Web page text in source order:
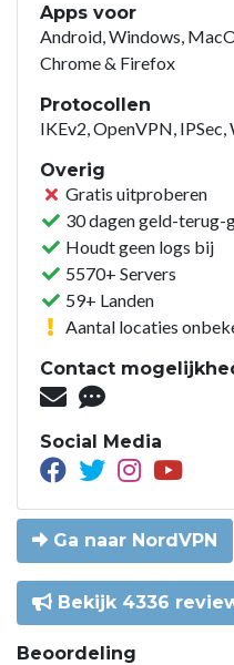
Apps voor
Android, Windows,
Chrome & Firefox
Protocollen
IKEv2, OpenVPN,
Overig
Gratis uitproberen
30 dagen geld-terug-
Houdt geen logs bij
5570+ Servers
59+ Landen
Aantal locaties
Contact
Social Media
Ga naar NordVPN
Bekijk 4336
Beoordeling